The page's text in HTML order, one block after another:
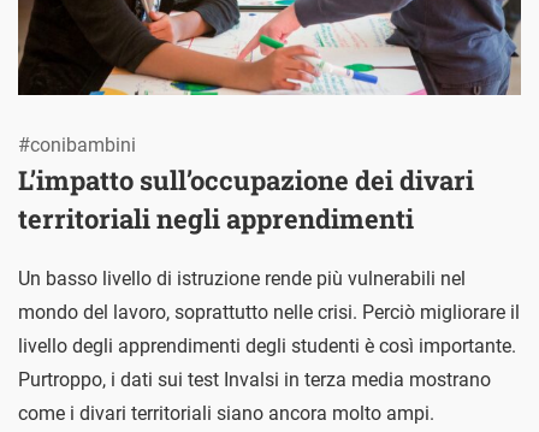
L’impatto sull’occupazione dei divari
territoriali negli apprendimenti
#conibambini
Un basso livello di istruzione rende più vulnerabili nel
mondo del lavoro, soprattutto nelle crisi. Perciò migliorare il
livello degli apprendimenti degli studenti è così importante.
Purtroppo, i dati sui test Invalsi in terza media mostrano
come i divari territoriali siano ancora molto ampi.